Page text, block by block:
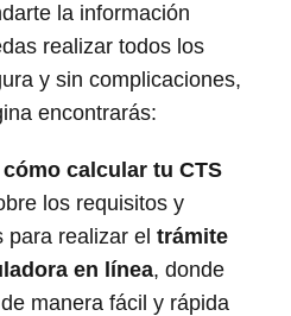
la información
realizar todos los
y sin complicaciones,
encontrarás:
cómo calcular tu CTS
los requisitos y
realizar el trámite
en línea, donde
manera fácil y rápida